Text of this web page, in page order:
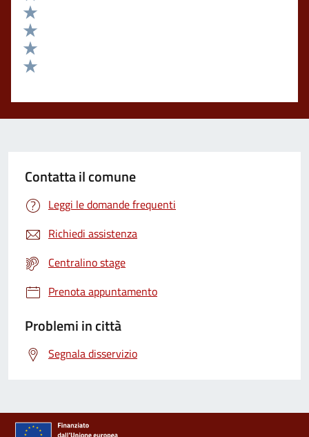
Valuta 5 stelle su 5
Valuta 4 stelle su 5
Valuta 3 stelle su 5
Valuta 2 stelle su 5
Contatta il comune
Leggi le domande frequenti
Richiedi assistenza
Centralino stage
Prenota appuntamento
Problemi in città
Segnala disservizio